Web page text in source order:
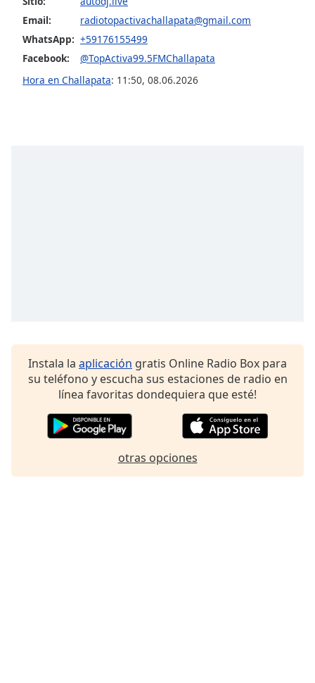
Area
Family
Reset
Email:
radiotopactivachallapata@gmail.com
WhatsApp: +59176155499
Facebook:
@TopActiva99.5FMChallapata
Hora en Challapata: 11:50, 08.06.2026
Instala la aplicación gratis Online Radio Box para
su teléfono y escucha sus estaciones de radio en
línea favoritas dondequiera que esté!
otras opciones